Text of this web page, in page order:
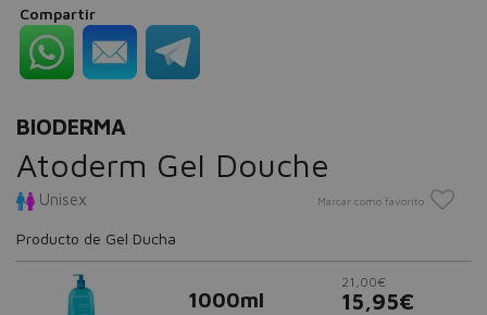
Compartir
BIODERMA
Atoderm Gel Douche
Unisex Marcar como favorito
Producto de Gel Ducha
1000ml
21,00€
15,95€